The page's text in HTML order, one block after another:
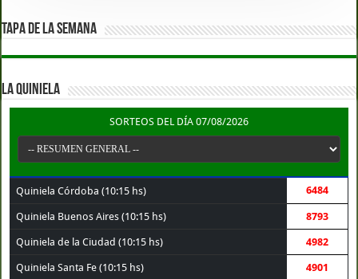
TAPA DE LA SEMANA
LA QUINIELA
SORTEOS DEL DÍA 07/08/2026
Quiniela Córdoba (10:15 hs) 6484
Quiniela Buenos Aires (10:15 hs) 8793
Quiniela de la Ciudad (10:15 hs) 4982
Quiniela Santa Fe (10:15 hs) 4901